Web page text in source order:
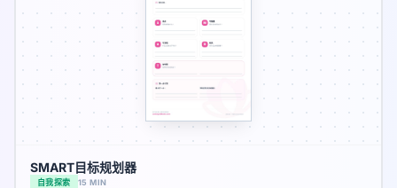
SMART目标规划器
自我探索 15 MIN